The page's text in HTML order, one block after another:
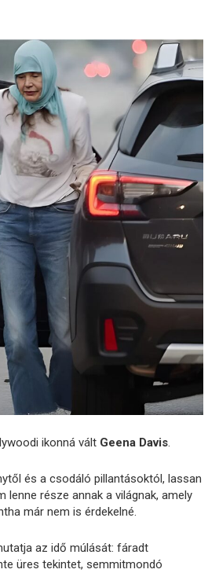
ikonná vált Geena Davis.
és a csodáló pillantásoktól, lassan
lenne része annak a világnak, amely
már nem is érdekelné.
az idő múlását: fáradt
üres tekintet, semmitmondó